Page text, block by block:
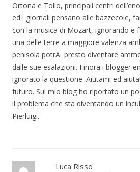
Ortona e Tollo, principali centri
ed i giornali pensano alle bazzecole,
con la musica di Mozart, ignorando e
una delle terre a maggiore valenza
penisola potrÃ presto diventare
dalle sue esalazioni. Finora i blogger
ignorato la questione. Aiutami ed
futuro. Sul mio blog ho riportato un
il problema che sta diventando un
Pierluigi.
Luca Risso